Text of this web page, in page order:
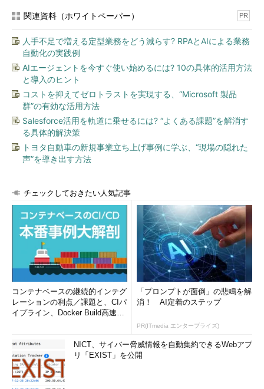
関連資料（ホワイトペーパー） PR
人手不足で増える定型業務をどう減らす? RPAとAIによる業務
自動化の実践例
AIエージェントを今すぐ使い始めるには? 10の具体的活用方法
と導入のヒント
コストを抑えてゼロトラストを実現する、“Microsoft 製品
群”の有効な活用方法
Salesforce活用を軌道に乗せるには? “よくある課題”を解消す
る具体的解決策
トヨタ自動車の新規事業立ち上げ事例に学ぶ、“現場の隠れた
声”を導き出す方法
チェックしておきたい人気記事
コンテナベースの継続的インテグ
レーションの利点／課題と、CIパ
イプライン、Docker Build高速化
「プロンプトが面倒」の悲鳴を解
消！ AI定着のステップ
PR(ITmedia エンタープライズ)
NICT、サイバー脅威情報を自動集約できるWebアプ
リ「EXIST」を公開